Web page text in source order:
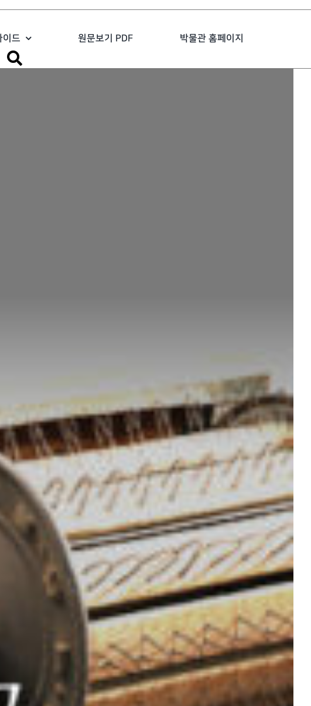
이드 원문보기 PDF 박물관 홈페이지